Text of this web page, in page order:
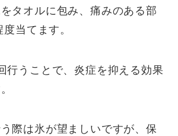
タオルに包み、痛みのある部
当てます。
行うことで、炎症を抑える効果
際は氷が望ましいですが、保